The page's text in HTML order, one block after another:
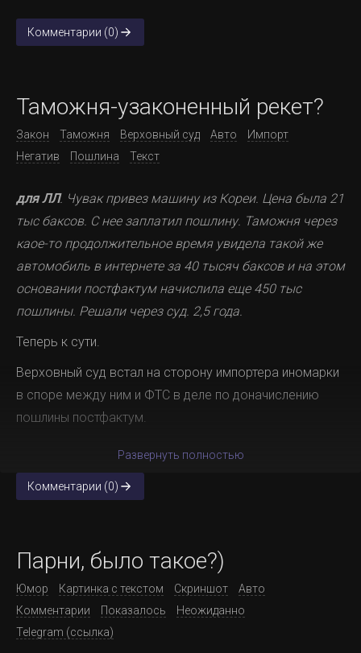
Комментарии (0)
Таможня-узаконенный рекет?
Закон Таможня Верховный суд Авто
Импорт
Негатив
Пошлина Текст
для ЛЛ. Чувак привез машину из Кореи. Цена была 21
тыс баксов. С нее заплатил пошлину. Таможня через
каое-то продолжительное время увидела такой же
автомобиль в интернете за 40 тысяч баксов и на этом
основании постфактум начислила еще 450 тыс
пошлины. Решали через суд. 2,5 года.
Теперь к сути.
Верховный суд встал на сторону импортера иномарки
в споре между ним и ФТС в деле по доначислению
пошлины постфактум.
Развернуть полностью
Комментарии (0)
Парни, было такое?)
Юмор Картинка с текстом Скриншот
Авто
Комментарии
Показалось
Неожиданно
Telegram (ссылка)